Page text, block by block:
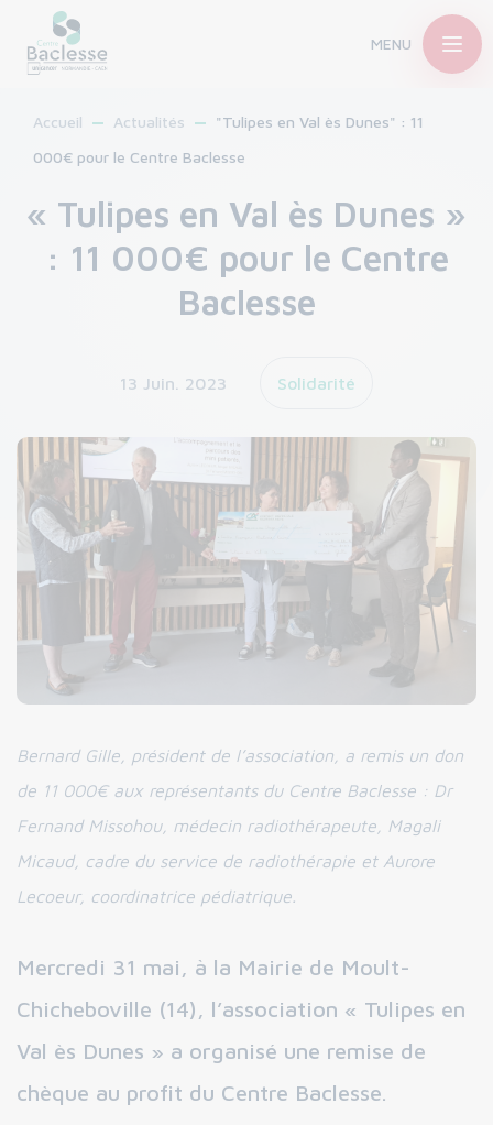
MENU
Accueil Actualités
"Tulipes en Val ès Dunes" : 11
000€ pour le Centre Baclesse
« Tulipes en Val ès Dunes »
: 11 000€ pour le Centre
Baclesse
13 Juin. 2023 Solidarité
Bernard Gille, président de l’association, a remis un don
de 11 000€ aux représentants du Centre Baclesse : Dr
Fernand Missohou, médecin radiothérapeute, Magali
Micaud, cadre du service de radiothérapie et Aurore
Lecoeur, coordinatrice pédiatrique.
Mercredi 31 mai, à la Mairie de Moult-
Chicheboville (14), l’association « Tulipes en
Val ès Dunes » a organisé une remise de
chèque au profit du Centre Baclesse.